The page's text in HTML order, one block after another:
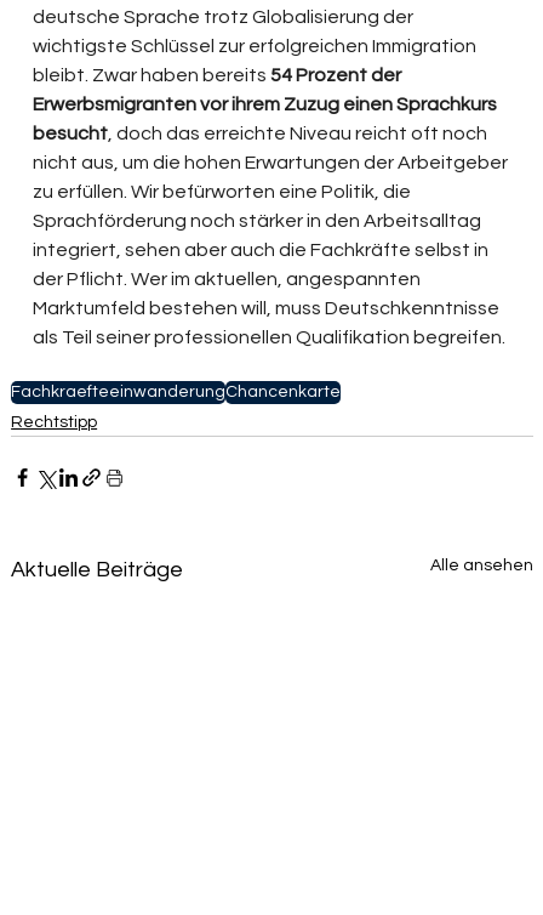
deutsche Sprache trotz Globalisierung der
wichtigste Schlüssel zur erfolgreichen Immigration
bleibt. Zwar haben bereits 54 Prozent der
Erwerbsmigranten vor ihrem Zuzug einen Sprachkurs
besucht , doch das erreichte Niveau reicht oft noch
nicht aus, um die hohen Erwartungen der Arbeitgeber
zu erfüllen. Wir befürworten eine Politik, die
Sprachförderung noch stärker in den Arbeitsalltag
integriert, sehen aber auch die Fachkräfte selbst in
der Pflicht. Wer im aktuellen, angespannten
Marktumfeld bestehen will, muss Deutschkenntnisse
als Teil seiner professionellen Qualifikation begreifen.
FachkraefteeinwanderungChancenkarte
Rechtstipp
Aktuelle Beiträge Alle ansehen